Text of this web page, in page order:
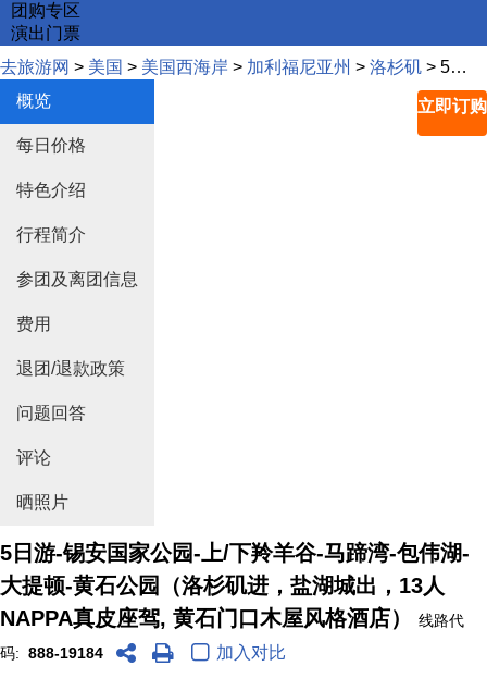
团购专区
演出门票
去旅游网 > 美国 > 美国西海岸 > 加利福尼亚州 > 洛杉矶 > 5日游-锡安国家公园-上/下羚羊谷-马蹄湾-包伟湖-大提顿-黄石公园（洛杉矶进，盐湖城出，13人NAPPA真皮座驾, 黄石门口木屋风格酒店）
概览
每日价格
特色介绍
行程简介
参团及离团信息
费用
退团/退款政策
问题回答
评论
晒照片
立即订购
5日游-锡安国家公园-上/下羚羊谷-马蹄湾-包伟湖-
大提顿-黄石公园（洛杉矶进，盐湖城出，13人
NAPPA真皮座驾, 黄石门口木屋风格酒店）
线路代
码: 888-19184 加入对比